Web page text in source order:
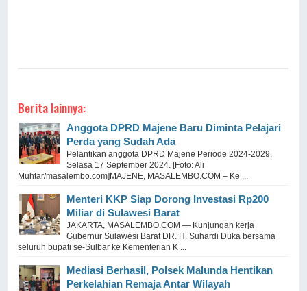
Berita lainnya:
Anggota DPRD Majene Baru Diminta Pelajari
Perda yang Sudah Ada
Pelantikan anggota DPRD Majene Periode 2024-2029,
Selasa 17 September 2024. [Foto: Ali
Muhtar/masalembo.com]MAJENE, MASALEMBO.COM – Ke ...
Menteri KKP Siap Dorong Investasi Rp200
Miliar di Sulawesi Barat
JAKARTA, MASALEMBO.COM — Kunjungan kerja
Gubernur Sulawesi Barat DR. H. Suhardi Duka bersama
seluruh bupati se-Sulbar ke Kementerian K ...
Mediasi Berhasil, Polsek Malunda Hentikan
Perkelahian Remaja Antar Wilayah